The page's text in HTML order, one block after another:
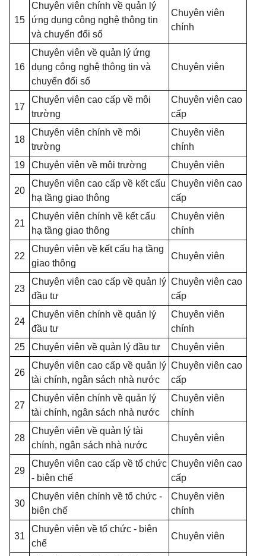
15
Chuyên viên chính về quản lý
ứng dụng công nghệ thông tin
và chuyển đổi số
Chuyên viên
chính
16
Chuyên viên về quản lý ứng
dụng công nghệ thông tin và
chuyển đổi số
Chuyên viên
17
Chuyên viên cao cấp về môi
trường
Chuyên viên cao
cấp
18
Chuyên viên chính về môi
trường
Chuyên viên
chính
19
Chuyên viên về môi trường Chuyên viên
20
Chuyên viên cao cấp về kết cấu
hạ tầng giao thông
Chuyên viên cao
cấp
21
Chuyên viên chính về kết cấu
hạ tầng giao thông
Chuyên viên
chính
22
Chuyên viên về kết cấu hạ tầng
giao thông
Chuyên viên
23
Chuyên viên cao cấp về quản lý
đầu tư
Chuyên viên cao
cấp
24
Chuyên viên chính về quản lý
đầu tư
Chuyên viên
chính
25
Chuyên viên về quản lý đầu tư Chuyên viên
26
Chuyên viên cao cấp về quản lý
tài chính, ngân sách nhà nước
Chuyên viên cao
cấp
27
Chuyên viên chính về quản lý
tài chính, ngân sách nhà nước
Chuyên viên
chính
28
Chuyên viên về quản lý tài
chính, ngân sách nhà nước
Chuyên viên
29
Chuyên viên cao cấp về tổ chức
- biên chế
Chuyên viên cao
cấp
30
Chuyên viên chính về tổ chức -
biên chế
Chuyên viên
chính
31
Chuyên viên về tổ chức - biên
chế
Chuyên viên